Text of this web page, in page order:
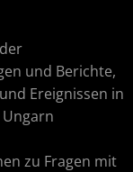
und Berichte,
Ereignissen in
zu Fragen mit